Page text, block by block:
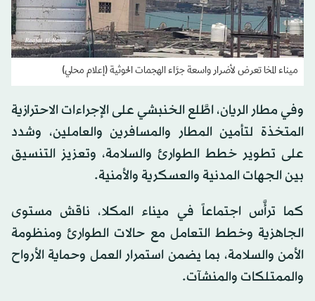
ميناء المخا تعرض لأضرار واسعة جرَّاء الهجمات الحوثية (إعلام محلي)
وفي مطار الريان، اطَّلع الخنبشي على الإجراءات الاحترازية
المتخذة لتأمين المطار والمسافرين والعاملين، وشدد
على تطوير خطط الطوارئ والسلامة، وتعزيز التنسيق
بين الجهات المدنية والعسكرية والأمنية.
كما ترأَّس اجتماعاً في ميناء المكلا، ناقش مستوى
الجاهزية وخطط التعامل مع حالات الطوارئ ومنظومة
الأمن والسلامة، بما يضمن استمرار العمل وحماية الأرواح
والممتلكات والمنشآت.